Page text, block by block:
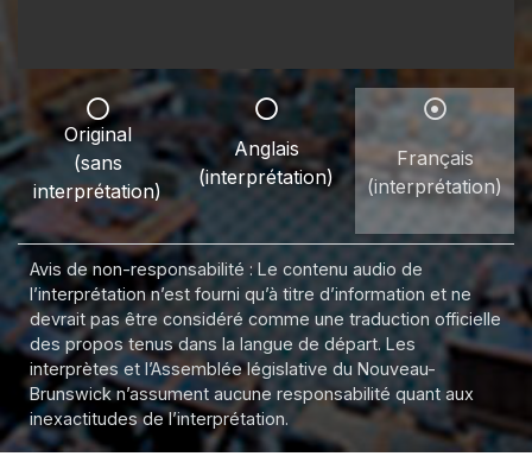
Original
(sans
interprétation)
Anglais
(interprétation)
Français
(interprétation)
Avis de non-responsabilité : Le contenu audio de
l’interprétation n’est fourni qu’à titre d’information et ne
devrait pas être considéré comme une traduction officielle
des propos tenus dans la langue de départ. Les
interprètes et l’Assemblée législative du Nouveau-
Brunswick n’assument aucune responsabilité quant aux
inexactitudes de l’interprétation.